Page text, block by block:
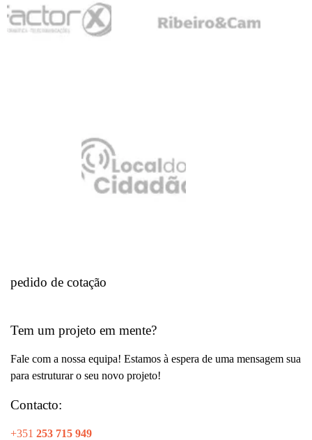
pedido de cotação
Tem um projeto em mente?
Fale com a nossa equipa! Estamos à espera de uma mensagem sua
para estruturar o seu novo projeto!
Contacto:
+351 253 715 949